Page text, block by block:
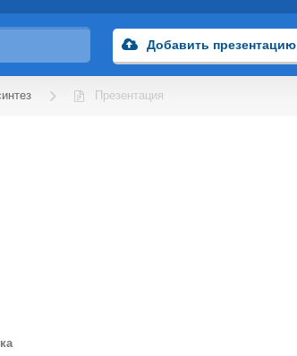
Добавить презентацию
Презентация